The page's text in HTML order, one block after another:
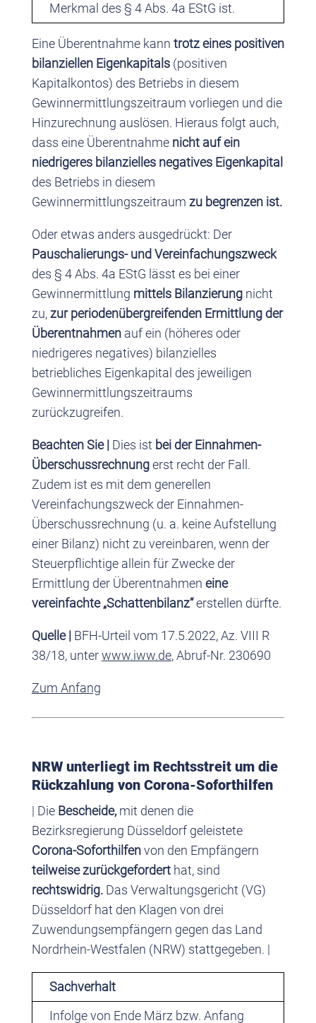
Merkmal des § 4 Abs. 4a EStG ist.
Eine Überentnahme kann trotz eines positiven
bilanziellen Eigenkapitals(positiven
Kapitalkontos) des Betriebs in diesem
Gewinnermittlungszeitraum vorliegen und die
Hinzurechnung auslösen. Hieraus folgt auch,
dass eine Überentnahme nicht auf ein
niedrigeres bilanzielles negatives Eigenkapital
des Betriebs in diesem
Gewinnermittlungszeitraum zu begrenzen ist.
Oder etwas anders ausgedrückt: Der
Pauschalierungs- und Vereinfachungszweck
des § 4 Abs. 4a EStG lässt es bei einer
Gewinnermittlung mittels Bilanzierungnicht
zu,zur periodenübergreifenden Ermittlung der
Überentnahmen auf ein (höheres oder
niedrigeres negatives) bilanzielles
betriebliches Eigenkapital des jeweiligen
Gewinnermittlungszeitraums
zurückzugreifen.
Beachten Sie | Dies ist bei der Einnahmen-
Überschussrechnungerst recht der Fall.
Zudem ist es mit dem generellen
Vereinfachungszweck der Einnahmen-
Überschussrechnung (u. a. keine Aufstellung
einer Bilanz) nicht zu vereinbaren, wenn der
Steuerpflichtige allein für Zwecke der
Ermittlung der Überentnahmen eine
vereinfachte „Schattenbilanz“erstellen dürfte.
Quelle | BFH-Urteil vom 17.5.2022, Az. VIII R
38/18, unterwww.iww.de, Abruf-Nr. 230690
Zum Anfang
NRW unterliegt im Rechtsstreit um die
Rückzahlung von Corona-Soforthilfen
| Die Bescheide,mit denen die
Bezirksregierung Düsseldorf geleistete
Corona-Soforthilfenvon den Empfängern
teilweise zurückgeforderthat, sind
rechtswidrig. Das Verwaltungsgericht (VG)
Düsseldorf hat den Klagen von drei
Zuwendungsempfängern gegen das Land
Nordrhein-Westfalen (NRW) stattgegeben. |
Sachverhalt
Infolge von Ende März bzw. Anfang